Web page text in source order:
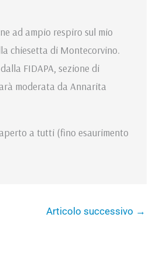
ad ampio respiro sul mio
chiesetta di Montecorvino.
FIDAPA, sezione di
moderata da Annarita
aperto a tutti (fino esaurimento
Articolo successivo →